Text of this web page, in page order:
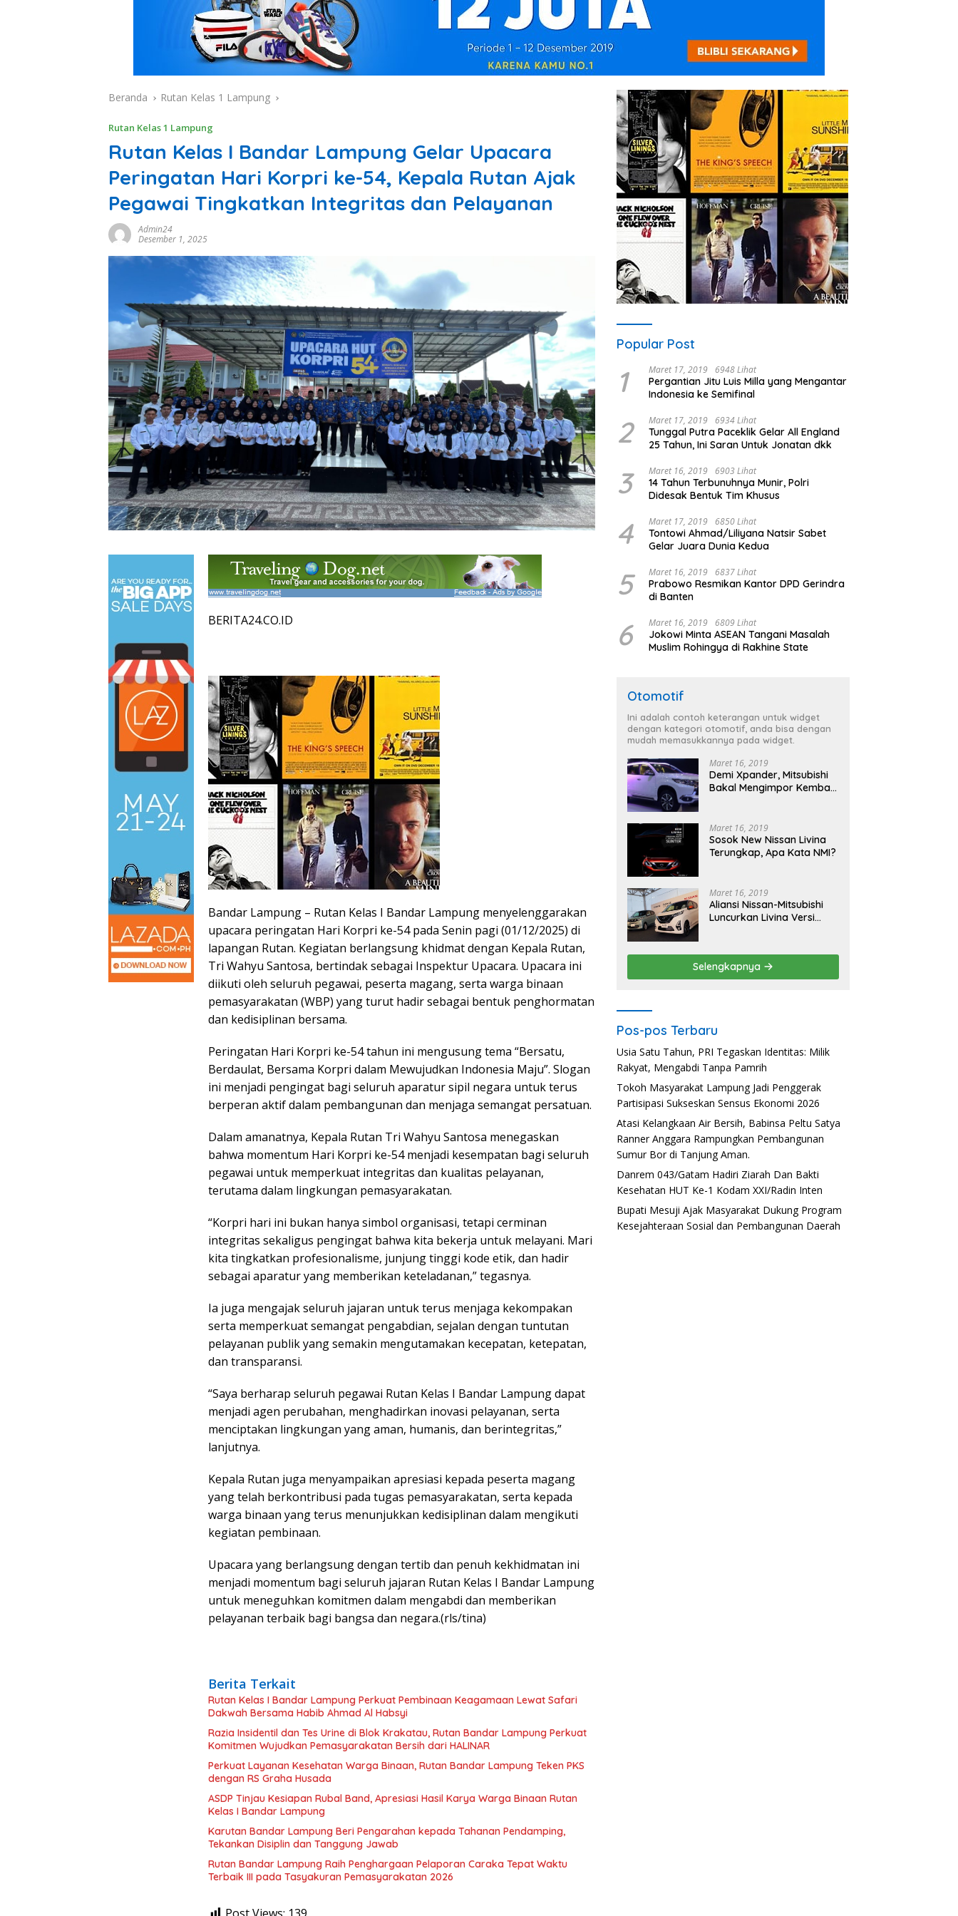
Beranda Rutan Kelas 1 Lampung
Rutan Kelas 1 Lampung
Rutan Kelas I Bandar Lampung Gelar Upacara
Peringatan Hari Korpri ke-54, Kepala Rutan Ajak
Pegawai Tingkatkan Integritas dan Pelayanan
Admin24
Desember 1, 2025
BERITA24.CO.ID
Bandar Lampung – Rutan Kelas I Bandar Lampung menyelenggarakan
upacara peringatan Hari Korpri ke-54 pada Senin pagi (01/12/2025) di
lapangan Rutan. Kegiatan berlangsung khidmat dengan Kepala Rutan,
Tri Wahyu Santosa, bertindak sebagai Inspektur Upacara. Upacara ini
diikuti oleh seluruh pegawai, peserta magang, serta warga binaan
pemasyarakatan (WBP) yang turut hadir sebagai bentuk penghormatan
dan kedisiplinan bersama.
Peringatan Hari Korpri ke-54 tahun ini mengusung tema “Bersatu,
Berdaulat, Bersama Korpri dalam Mewujudkan Indonesia Maju”. Slogan
ini menjadi pengingat bagi seluruh aparatur sipil negara untuk terus
berperan aktif dalam pembangunan dan menjaga semangat persatuan.
Dalam amanatnya, Kepala Rutan Tri Wahyu Santosa menegaskan
bahwa momentum Hari Korpri ke-54 menjadi kesempatan bagi seluruh
pegawai untuk memperkuat integritas dan kualitas pelayanan,
terutama dalam lingkungan pemasyarakatan.
“Korpri hari ini bukan hanya simbol organisasi, tetapi cerminan
integritas sekaligus pengingat bahwa kita bekerja untuk melayani. Mari
kita tingkatkan profesionalisme, junjung tinggi kode etik, dan hadir
sebagai aparatur yang memberikan keteladanan,” tegasnya.
Ia juga mengajak seluruh jajaran untuk terus menjaga kekompakan
serta memperkuat semangat pengabdian, sejalan dengan tuntutan
pelayanan publik yang semakin mengutamakan kecepatan, ketepatan,
dan transparansi.
“Saya berharap seluruh pegawai Rutan Kelas I Bandar Lampung dapat
menjadi agen perubahan, menghadirkan inovasi pelayanan, serta
menciptakan lingkungan yang aman, humanis, dan berintegritas,”
lanjutnya.
Kepala Rutan juga menyampaikan apresiasi kepada peserta magang
yang telah berkontribusi pada tugas pemasyarakatan, serta kepada
warga binaan yang terus menunjukkan kedisiplinan dalam mengikuti
kegiatan pembinaan.
Upacara yang berlangsung dengan tertib dan penuh kekhidmatan ini
menjadi momentum bagi seluruh jajaran Rutan Kelas I Bandar Lampung
untuk meneguhkan komitmen dalam mengabdi dan memberikan
pelayanan terbaik bagi bangsa dan negara.(rls/tina)
Berita Terkait
Rutan Kelas I Bandar Lampung Perkuat Pembinaan Keagamaan Lewat Safari
Dakwah Bersama Habib Ahmad Al Habsyi
Razia Insidentil dan Tes Urine di Blok Krakatau, Rutan Bandar Lampung Perkuat
Komitmen Wujudkan Pemasyarakatan Bersih dari HALINAR
Perkuat Layanan Kesehatan Warga Binaan, Rutan Bandar Lampung Teken PKS
dengan RS Graha Husada
ASDP Tinjau Kesiapan Rubal Band, Apresiasi Hasil Karya Warga Binaan Rutan
Kelas I Bandar Lampung
Karutan Bandar Lampung Beri Pengarahan kepada Tahanan Pendamping,
Tekankan Disiplin dan Tanggung Jawab
Rutan Bandar Lampung Raih Penghargaan Pelaporan Caraka Tepat Waktu
Terbaik III pada Tasyakuran Pemasyarakatan 2026
Popular Post
1 Maret 17, 2019 6948 Lihat
Pergantian Jitu Luis Milla yang Mengantar
Indonesia ke Semifinal
2 Maret 17, 2019 6934 Lihat
Tunggal Putra Paceklik Gelar All England
25 Tahun, Ini Saran Untuk Jonatan dkk
3 Maret 16, 2019 6903 Lihat
14 Tahun Terbunuhnya Munir, Polri
Didesak Bentuk Tim Khusus
4 Maret 17, 2019 6850 Lihat
Tontowi Ahmad/Liliyana Natsir Sabet
Gelar Juara Dunia Kedua
5 Maret 16, 2019 6837 Lihat
Prabowo Resmikan Kantor DPD Gerindra
di Banten
6 Maret 16, 2019 6809 Lihat
Jokowi Minta ASEAN Tangani Masalah
Muslim Rohingya di Rakhine State
Otomotif
Ini adalah contoh keterangan untuk widget
dengan kategori otomotif, anda bisa dengan
mudah memasukkannya pada widget.
Maret 16, 2019
Demi Xpander, Mitsubishi
Bakal Mengimpor Kembali
Maret 16, 2019
Sosok New Nissan Livina
Terungkap, Apa Kata NMI?
Maret 16, 2019
Aliansi Nissan-Mitsubishi
Luncurkan Livina Versi
Selengkapnya
Pos-pos Terbaru
Usia Satu Tahun, PRI Tegaskan Identitas: Milik
Rakyat, Mengabdi Tanpa Pamrih
Tokoh Masyarakat Lampung Jadi Penggerak
Partisipasi Sukseskan Sensus Ekonomi 2026
Atasi Kelangkaan Air Bersih, Babinsa Peltu Satya
Ranner Anggara Rampungkan Pembangunan
Sumur Bor di Tanjung Aman.
Danrem 043/Gatam Hadiri Ziarah Dan Bakti
Kesehatan HUT Ke-1 Kodam XXI/Radin Inten
Bupati Mesuji Ajak Masyarakat Dukung Program
Kesejahteraan Sosial dan Pembangunan Daerah